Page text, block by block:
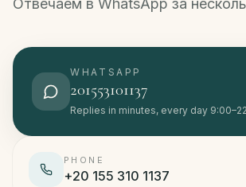
нас
Отвечаем в WhatsApp за
WHATSAPP
201553101137
Replies in minutes, every day
PHONE
+20 155 310 1137